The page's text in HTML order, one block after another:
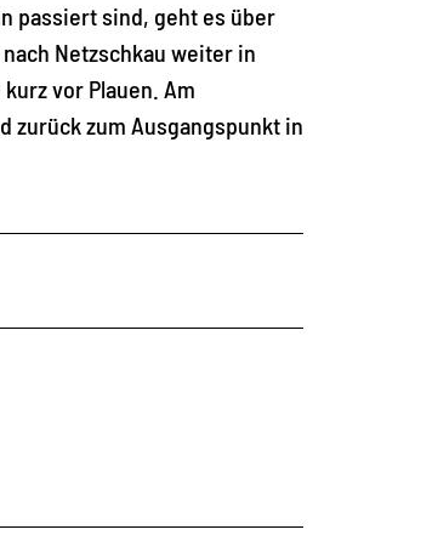
passiert sind, geht es über
Netzschkau weiter in
vor Plauen. Am
zurück zum Ausgangspunkt in